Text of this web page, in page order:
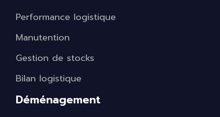
Performance logistique
Manutention
Gestion de stocks
Bilan logistique
Déménagement